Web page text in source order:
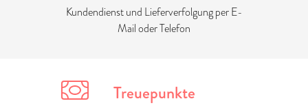
Kundendienst und Lieferverfolgung per E-
Mail oder Telefon
Treuepunkte